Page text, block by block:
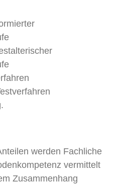
werden Fachliche
vermittelt
Zusammenhang